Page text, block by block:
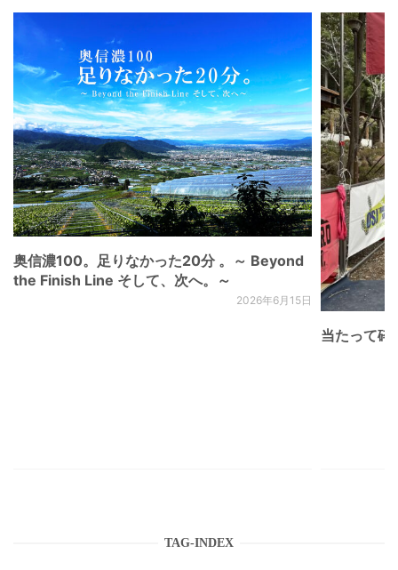
奥信濃100。足りなかった20分 。～ Beyond
the Finish Line そして、次へ。～
2026年6月15日
当たって砕
TAG-INDEX